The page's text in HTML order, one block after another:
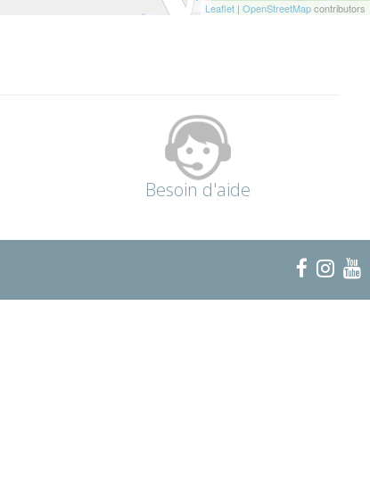
Leaflet | OpenStreetMapcontributors
Besoin d'aide